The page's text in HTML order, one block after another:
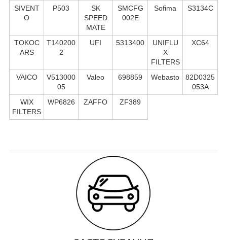
SIVENT
O
P503
SK
SPEED
MATE
SMCFG
002E
Sofima S3134C
TOKOC
ARS
T140200
2
UFI 5313400
UNIFLU
X
FILTERS
XC64
VAICO
V513000
05
Valeo 698859 Webasto
82D0325
053A
WIX
FILTERS
WP6826 ZAFFO ZF389